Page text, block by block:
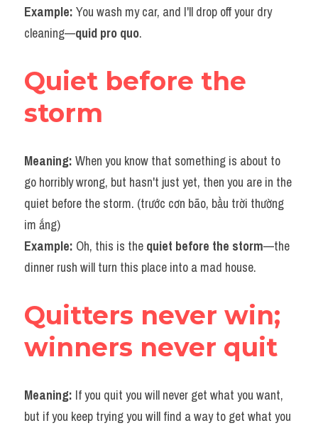
Example: You wash my car, and I'll drop off your dry
cleaning—quid pro quo.
Quiet before the
storm
Meaning: When you know that something is about to
go horribly wrong, but hasn't just yet, then you are in the
quiet before the storm. (trước cơn bão, bầu trời thường
im ắng)
Example: Oh, this is the quiet before the storm—the
dinner rush will turn this place into a mad house.
Quitters never win;
winners never quit
Meaning: If you quit you will never get what you want,
but if you keep trying you will find a way to get what you